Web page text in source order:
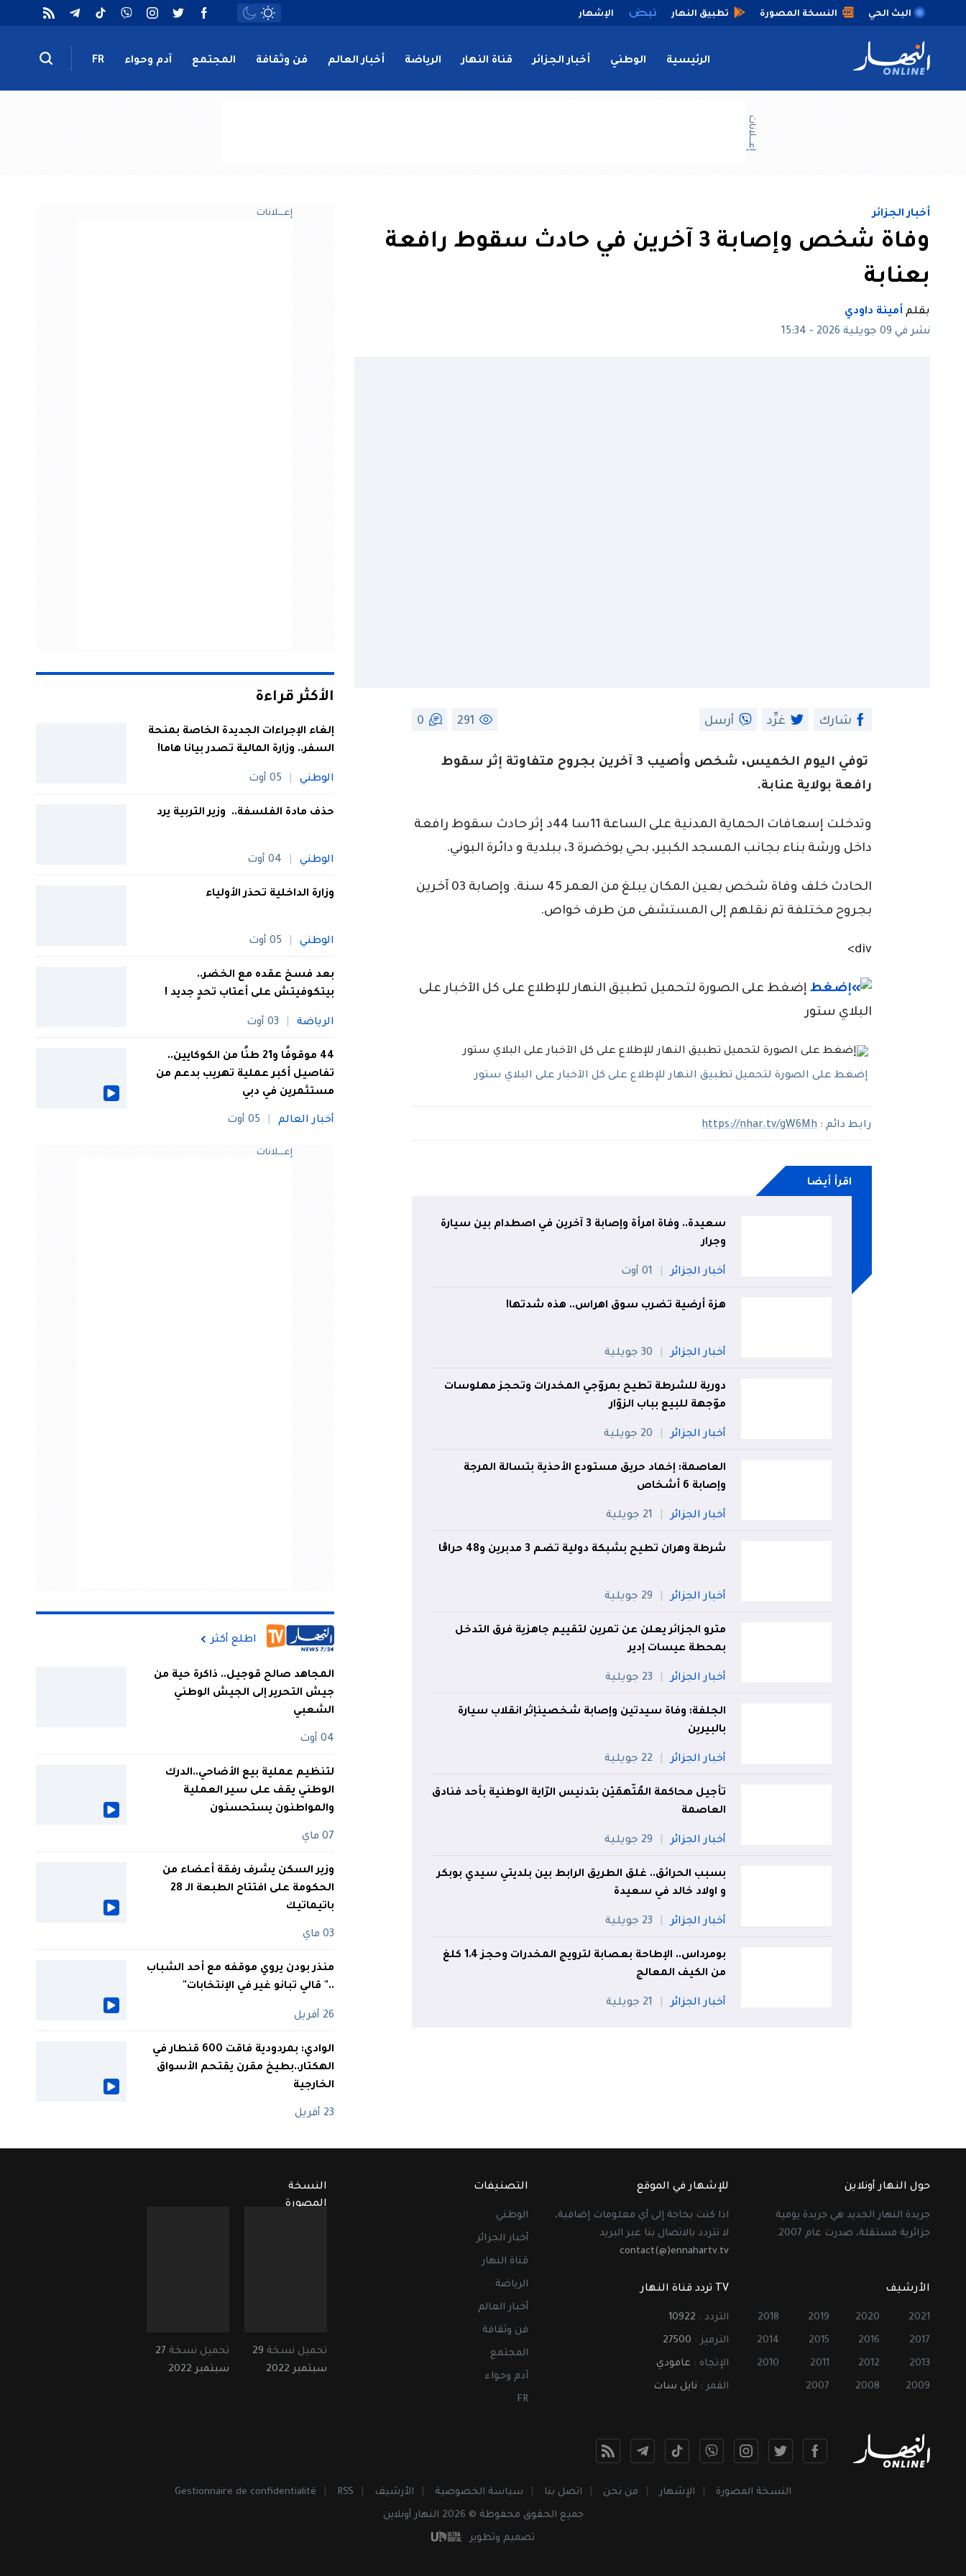
البث الحي النسخة المصورة تطبيق النهار الإشهار
الرئيسية الوطني أخبار الجزائر قناة النهار الرياضة أخبار العالم فن وثقافة المجتمع آدم وحواء FR
إعــــلانات
أخبار الجزائر
وفاة شخص وإصابة 3 آخرين في حادث سقوط رافعة
بعنابة
بقلم أمينة داودي
نشر في 09 جويلية 2026 - 15:34
شارك غرِّد أرسل 291
0
توفي اليوم الخميس، شخص وأصيب 3 آخرين بجروح متفاوتة إثر سقوط
رافعة بولاية عنابة.
وتدخلت إسعافات الحماية المدنية على الساعة 11سا 44د إثر حادث سقوط رافعة
داخل ورشة بناء بجانب المسجد الكبير، بحي بوخضرة 3، ببلدية و دائرة البوني.
الحادث خلف وفاة شخص بعين المكان يبلغ من العمر 45 سنة. وإصابة 03 آخرين
بجروح مختلفة تم نقلهم إلى المستشفى من طرف خواص.
div>
إضغط على الصورة لتحميل تطبيق النهار للإطلاع على كل الآخبار على
البلاي ستور
إضغط على الصورة لتحميل تطبيق النهار للإطلاع على كل الآخبار على البلاي ستور
رابط دائم :https://nhar.tv/gW6Mh
اقرأ أيضا
سعيدة.. وفاة امرأة وإصابة 3 آخرين في اصطدام بين سيارة
وجرار
أخبار الجزائر 01 أوت
هزة أرضية تضرب سوق اهراس.. هذه شدتها!
أخبار الجزائر 30 جويلية
دورية للشرطة تطيح بمروّجي المخدرات وتحجز مهلوسات
موّجهة للبيع بباب الزوّار
أخبار الجزائر 20 جويلية
العاصمة: إخماد حريق مستودع الأحذية بتسالة المرجة
وإصابة 6 أشخاص
أخبار الجزائر 21 جويلية
شرطة وهران تطيح بشبكة دولية تضم 3 مدبرين و48 حراڨا
أخبار الجزائر 29 جويلية
مترو الجزائر يعلن عن تمرين لتقييم جاهزية فرق التدخل
بمحطة عيسات إدير
أخبار الجزائر 23 جويلية
الجلفة: وفاة سيدتين وإصابة شخصينإثر انقلاب سيارة
بالبيرين
أخبار الجزائر 22 جويلية
تأجيل محاكمة المُتّهمَيْن بتدنيس الرّاية الوطنية بأحد فنادق
العاصمة
أخبار الجزائر 29 جويلية
بسبب الحرائق.. غلق الطريق الرابط بين بلديتي سيدي بوبكر
و اولاد خالد في سعيدة
أخبار الجزائر 23 جويلية
بومرداس.. الإطاحة بعصابة لترويج المخدرات وحجز 1.4 كلغ
من الكيف المعالج
أخبار الجزائر 21 جويلية
إعــــلانات
الأكثر قراءة
إلغاء الإجراءات الجديدة الخاصة بمنحة
السفر.. وزارة المالية تصدر بيانا هاما!
الوطني 05 أوت
حذف مادة الفلسفة.. وزير التربية يرد
الوطني 04 أوت
وزارة الداخلية تحذر الأولياء
الوطني 05 أوت
بعد فسخ عقده مع الخضر..
بيتكوفيتش على أعتاب تحدٍ جديد !
الرياضة 03 أوت
44 موقوفًا و21 طنًا من الكوكايين..
تفاصيل أكبر عملية تهريب بدعم من
مستثمرين في دبي
أخبار العالم 05 أوت
إعــــلانات
اطلع أكثر
المجاهد صالح قوجيل.. ذاكرة حية من
جيش التحرير إلى الجيش الوطني
الشعبي
04 أوت
لتنظيم عملية بيع الأضاحي..الدرك
الوطني يقف على سير العملية
والمواطنون يستحسنون
07 ماي
وزير السكن يشرف رفقة أعضاء من
الحكومة على افتتاح الطبعة الـ 28
باتيماتيك
03 ماي
منذر بودن يروي موقفه مع أحد الشباب
.." قالي تبانو غير في الإنتخابات"
26 أفريل
الوادي: بمردودية فاقت 600 قنطار في
الهكتار..بطيخ مقرن يقتحم الأسواق
الخارجية
23 أفريل
حول النهار أونلاين
جريدة النهار الجديد هي جريدة يومية
جزائرية مستقلة، صدرت عام 2007.
للإشهار في الموقع
اذا كنت بحاجة إلى أي معلومات إضافية،
لا تتردد بالاتصال بنا عبر البريد
contact(@)ennahartv.tv
الأرشيف
2021
2020
2019
2018
2017
2016
2015
2014
2013
2012
2011
2010
2009
2008
2007
TV تردد قناة النهار
التردد : 10922
الترميز : 27500
الإتجاه : عامودي
القمر : نايل سات
التصنيفات
الوطني
أخبار الجزائر
قناة النهار
الرياضة
أخبار العالم
فن وثقافة
المجتمع
آدم وحواء
FR
النسخة
المصورة
تحميل نسخة 29
سبتمبر 2022
تحميل نسخة 27
سبتمبر 2022
النسخة المصورة الإشهار من نحن اتصل بنا سياسة الخصوصية الأرشيف RSS
Gestionnaire de confidentialité
جميع الحقوق محفوظة © 2026 النهار أونلاين
تصميم وتطوير